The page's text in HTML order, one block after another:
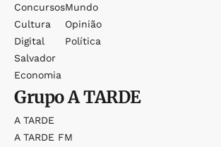
Concursos
Cultura
Digital
Salvador
Economia
Mundo
Opinião
Política
GrupoA TARDE
A TARDE
A TARDE FM